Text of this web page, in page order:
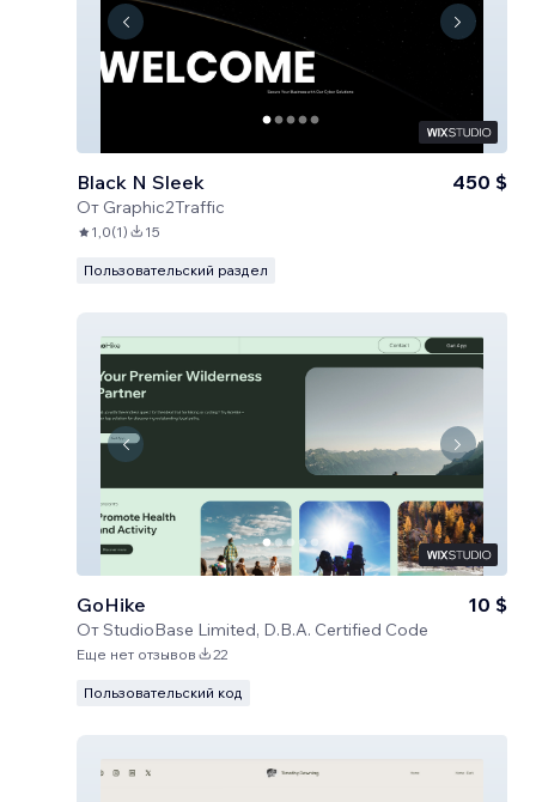
Black N Sleek
От Graphic2Traffic
450 $
1,0(1) 15
Пользовательский раздел
GoHike
ОтStudioBase Limited, D.B.A. Certified Code
10 $
Еще нет отзывов 22
Пользовательский код